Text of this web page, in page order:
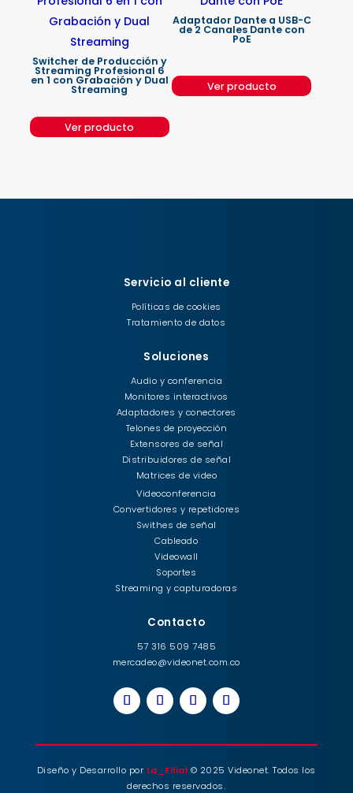
Switcher de Producción y
Streaming Profesional 6
en 1 con Grabación y Dual
Streaming
Ver producto
Adaptador Dante a USB-C
de 2 Canales Dante con
PoE
Ver producto
Servicio al cliente
Políticas de cookies
Tratamiento de datos
Soluciones
Audio y conferencia
Monitores interactivos
Adaptadores y conectores
Telones de proyección
Extensores de señal
Distribuidores de señal
Matrices de video
Videoconferencia
Convertidores y repetidores
Swithes de señal
Cableado
Videowall
Soportes
Streaming y capturadoras
Contacto
57 316 509 7485
mercadeo@videonet.com.co
Diseño y Desarrollo por La_Filial © 2025 Videonet. Todos los
derechos reservados.